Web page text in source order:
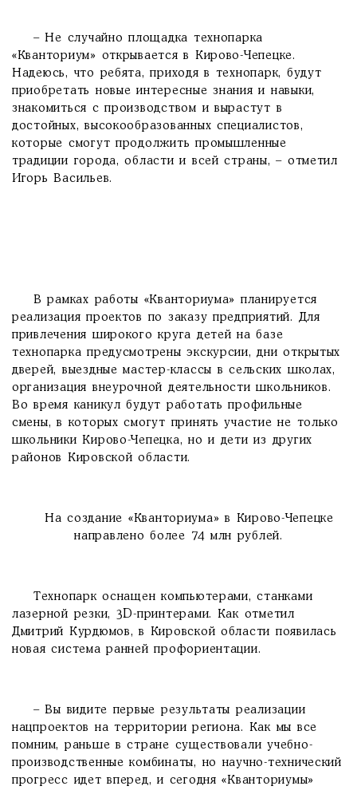
– Не случайно площадка технопарка
«Кванториум» открывается в Кирово-Чепецке.
Надеюсь, что ребята, приходя в технопарк, будут
приобретать новые интересные знания и навыки,
знакомиться с производством и вырастут в
достойных, высокообразованных специалистов,
которые смогут продолжить промышленные
традиции города, области и всей страны, – отметил
Игорь Васильев.
В рамках работы «Кванториума» планируется
реализация проектов по заказу предприятий. Для
привлечения широкого круга детей на базе
технопарка предусмотрены экскурсии, дни открытых
дверей, выездные мастер-классы в сельских школах,
организация внеурочной деятельности школьников.
Во время каникул будут работать профильные
смены, в которых смогут принять участие не только
школьники Кирово-Чепецка, но и дети из других
районов Кировской области.
На создание «Кванториума» в Кирово-Чепецке
направлено более 74 млн рублей.
Технопарк оснащен компьютерами, станками
лазерной резки, 3D-принтерами. Как отметил
Дмитрий Курдюмов, в Кировской области появилась
новая система ранней профориентации.
– Вы видите первые результаты реализации
нацпроектов на территории региона. Как мы все
помним, раньше в стране существовали учебно-
производственные комбинаты, но научно-технический
прогресс идет вперед, и сегодня «Кванториумы»